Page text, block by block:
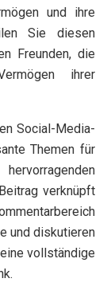
und ihre
Sie diesen
Freunden, die
ihrer
Social-Media-
Themen für
verknüpft
und diskutieren
vollständige